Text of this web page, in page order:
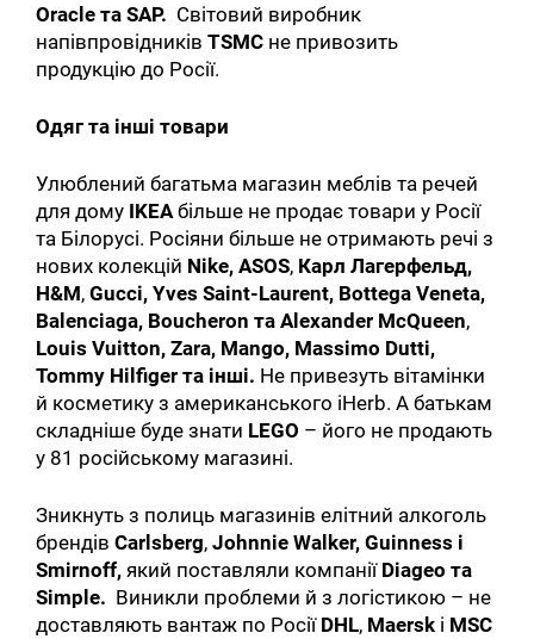
Oracle та SAP. Світовий виробник
напівпровідниківTSMC не привозить
продукцію до Росії.
Одяг та інші товари
Улюблений багатьма магазин меблів та речей
для дому IKEAбільше не продає товари у Росії
та Білорусі. Росіяни більше не отримають речі з
нових колекцій Nike, ASOS, Карл Лагерфельд,
H&M,Gucci, Yves Saint-Laurent, Bottega Veneta,
Balenciaga, Boucheron та Alexander McQueen,
Louis Vuitton, Zara, Mango, Massimo Dutti,
Tommy Hilfiger та інші. Не привезуть вітамінки
й косметику з американського iHerb. А батькам
складніше буде знати LEGO – його не продають
у 81 російському магазині.
Зникнуть з полиць магазинів елітний алкоголь
брендівCarlsberg,Johnnie Walker, Guinness і
Smirnoff, який поставляли компанії Diageo та
Simple. Виникли проблеми й з логістикою – не
доставляють вантаж по Росії DHL, Maersk і MSC